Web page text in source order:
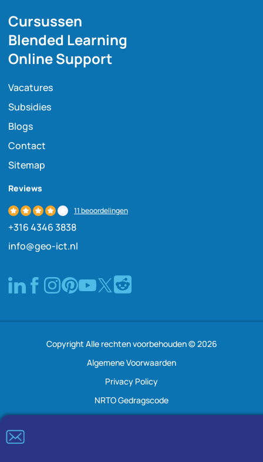
Cursussen
Blended Learning
Online Support
Vacatures
Subsidies
Blogs
Contact
Sitemap
Reviews
11 beoordelingen
+316 4346 3838
info@geo-ict.nl
Copyright Alle rechten voorbehouden © 2026
Algemene Voorwaarden
Privacy Policy
NRTO Gedragscode
Klachtenregeling